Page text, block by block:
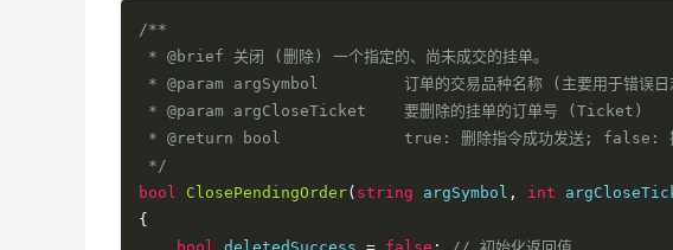
/**
* @brief 关闭 (删除) 一个指定的、尚未成交的挂单。
* @param argSymbol         订单的交易品种名称 (主要用于错误日
* @param argCloseTicket    要删除的挂单的订单号 (Ticket)
* @return bool             true: 删除指令成功发送; false: 操作
*/
bool
ClosePendingOrder( string argSymbol , int
{